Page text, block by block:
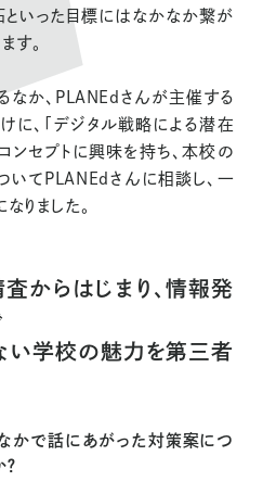
事例
いった目標にはなかなか繋が
す。
なか、PLANEdさんが主催する
に、「デジタル戦略による潜在
ンセプトに興味を持ち、本校の
いてPLANEdさんに相談し、一
りました。
い学校の魅力を第三者
かで話にあがった対策案につ